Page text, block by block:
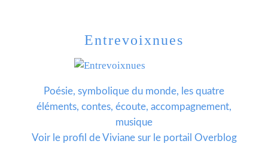
Entrevoixnues
Poésie, symbolique du monde, les quatre
éléments, contes, écoute, accompagnement,
musique
Voir le profil deVivianesur le portail Overblog